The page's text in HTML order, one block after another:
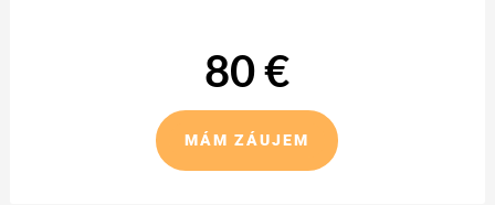
80 €
MÁM ZÁUJEM